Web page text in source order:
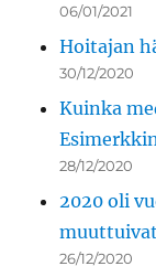
06/01/2021
Hoitajan
30/12/2020
Kuinka
28/12/2020
2020 oli
26/12/2020